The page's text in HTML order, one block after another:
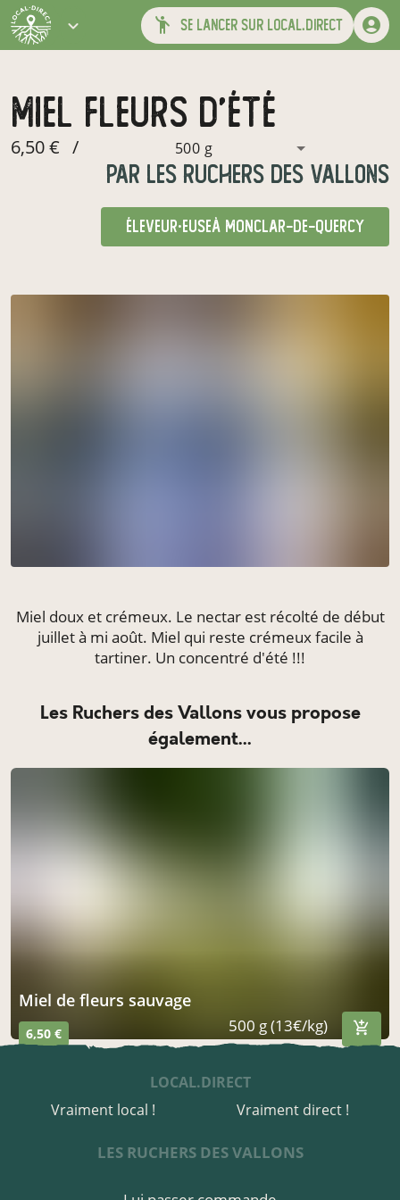
se lancer sur local.direct
miel fleurs d'été
6,50 € / 500 g
par Les Ruchers des Vallons
éleveur·euseà Monclar-de-Quercy
Miel doux et crémeux. Le nectar est récolté de début
juillet à mi août. Miel qui reste crémeux facile à
tartiner. Un concentré d'été !!!
Les Ruchers des Vallons vous propose
également...
miel de fleurs sauvage
6,50 € 500 g (13€/kg)
LOCAL.DIRECT
Vraiment local !
Vraiment direct !
LES RUCHERS DES VALLONS